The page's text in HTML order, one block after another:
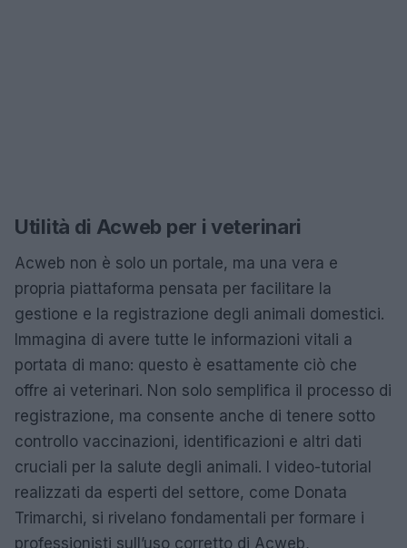
Utilità di Acweb per i veterinari
Acweb non è solo un portale, ma una vera e
propria piattaforma pensata per facilitare la
gestione e la registrazione degli animali domestici.
Immagina di avere tutte le informazioni vitali a
portata di mano: questo è esattamente ciò che
offre ai veterinari. Non solo semplifica il processo di
registrazione, ma consente anche di tenere sotto
controllo vaccinazioni, identificazioni e altri dati
cruciali per la salute degli animali. I video-tutorial
realizzati da esperti del settore, come Donata
Trimarchi, si rivelano fondamentali per formare i
professionisti sull’uso corretto di Acweb,